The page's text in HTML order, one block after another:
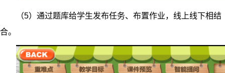
（5）通过题库给学生发布任务、布置作业，线上线下相结
合。